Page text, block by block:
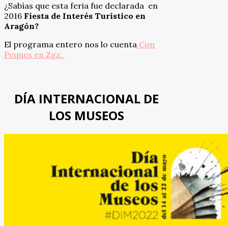
¿Sabías que esta feria fue declarada en
2016 Fiesta de Interés Turístico en
Aragón?
El programa entero nos lo cuenta Con
Peques en Zgz.
DÍA INTERNACIONAL DE
LOS MUSEOS